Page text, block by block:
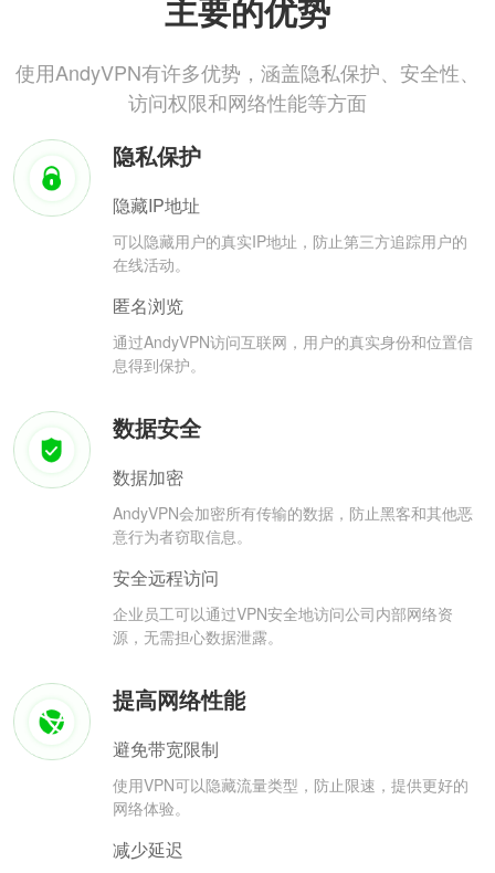
主要的优势
使用AndyVPN有许多优势，涵盖隐私保护、安全性、
访问权限和网络性能等方面
隐私保护
隐藏IP地址
可以隐藏用户的真实IP地址，防止第三方追踪用户的
在线活动。
匿名浏览
通过AndyVPN访问互联网，用户的真实身份和位置信
息得到保护。
数据安全
数据加密
AndyVPN会加密所有传输的数据，防止黑客和其他恶
意行为者窃取信息。
安全远程访问
企业员工可以通过VPN安全地访问公司内部网络资
源，无需担心数据泄露。
提高网络性能
避免带宽限制
使用VPN可以隐藏流量类型，防止限速，提供更好的
网络体验。
减少延迟